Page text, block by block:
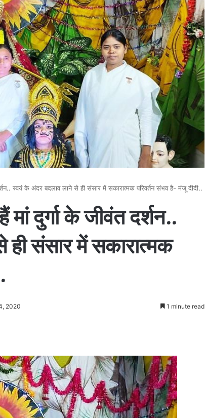
स्वयं के अंदर बदलाव लाने से ही संसार में सकारात्मक परिवर्तन संभव है- मंजू दीदी..
दुर्गा के जीवंत दर्शन..
संसार में सकारात्मक
2020 1 minute read